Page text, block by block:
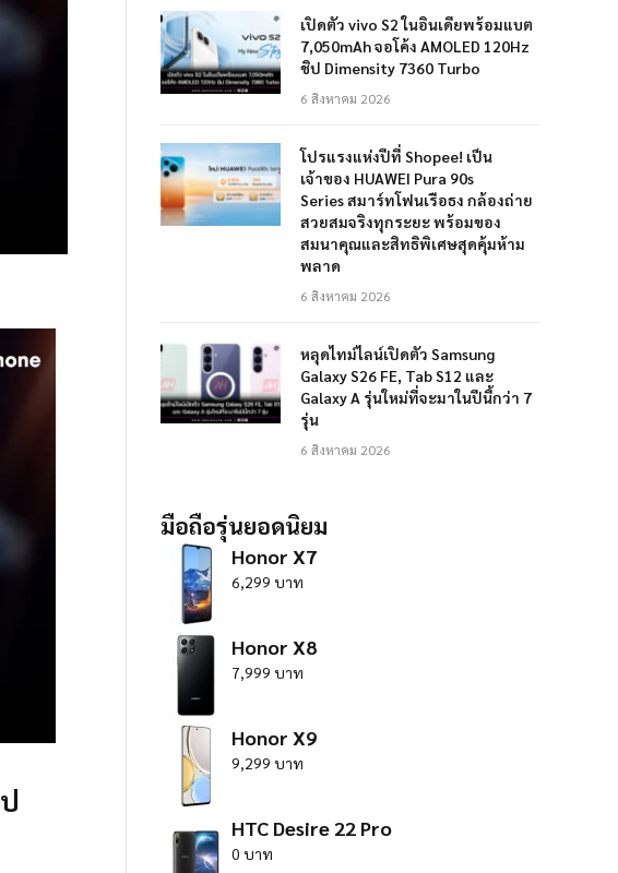
เปิดตัว vivo S2 ในอินเดียพร้อมแบต
7,050mAh จอโค้ง AMOLED 120Hz
ชิป Dimensity 7360 Turbo
6 สิงหาคม 2026
โปรแรงแห่งปีที่ Shopee! เป็น
เจ้าของ HUAWEI Pura 90s
Series สมาร์ทโฟนเรือธง กล้องถ่าย
สวยสมจริงทุกระยะ พร้อมของ
สมนาคุณและสิทธิพิเศษสุดคุ้มห้าม
พลาด
6 สิงหาคม 2026
หลุดไทม์ไลน์เปิดตัว Samsung
Galaxy S26 FE, Tab S12 และ
Galaxy A รุ่นใหม่ที่จะมาในปีนี้กว่า 7
รุ่น
6 สิงหาคม 2026
มือถือรุ่นยอดนิยม
Honor X7
6,299 บาท
Honor X8
7,999 บาท
Honor X9
9,299 บาท
HTC Desire 22 Pro
0 บาท